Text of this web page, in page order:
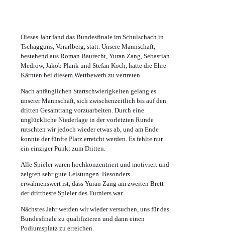
Dieses Jahr fand das Bundesfinale im Schulschach in
Tschagguns, Vorarlberg, statt. Unsere Mannschaft,
bestehend aus Roman Baurecht, Yuran Zang, Sebastian
Medrow, Jakob Plank und Stefan Koch, hatte die Ehre
Kärnten bei diesem Wettbewerb zu vertreten.
Nach anfänglichen Startschwierigkeiten gelang es
unserer Mannschaft, sich zwischenzeitlich bis auf den
dritten Gesamtrang vorzuarbeiten. Durch eine
unglückliche Niederlage in der vorletzten Runde
rutschten wir jedoch wieder etwas ab, und am Ende
konnte der fünfte Platz erreicht werden. Es fehlte nur
ein einziger Punkt zum Dritten.
Alle Spieler waren hochkonzentriert und motiviert und
zeigten sehr gute Leistungen. Besonders
erwähnenswert ist, dass Yuran Zang am zweiten Brett
der drittbeste Spieler des Turniers war.
Nächstes Jahr werden wir wieder versuchen, uns für das
Bundesfinale zu qualifizieren und dann einen
Podiumsplatz zu erreichen.